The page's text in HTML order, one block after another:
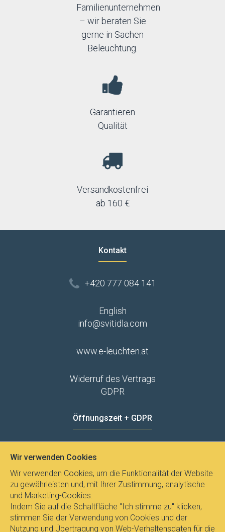
Familienunternehmen
– wir beraten Sie
gerne in Sachen
Beleuchtung.
Garantieren
Qualität
Versandkostenfrei
ab 160 €
Kontakt
+420 777 084 141
English
info@svitidla.com
www.e-leuchten.at
Widerruf des Vertrags
GDPR
Öffnungszeit + GDPR
Wir verwenden Cookies
Wir verwenden Cookies, um die Funktionalität der Website
zu gewährleisten und, mit Ihrer Zustimmung, analytische
und Marketing-Cookies.
Indem Sie auf die Schaltfläche "Ich stimme zu" klicken,
stimmen Sie der Verwendung von Cookies und der
Nutzung und Übertragung von Web-Verhaltensdaten für die